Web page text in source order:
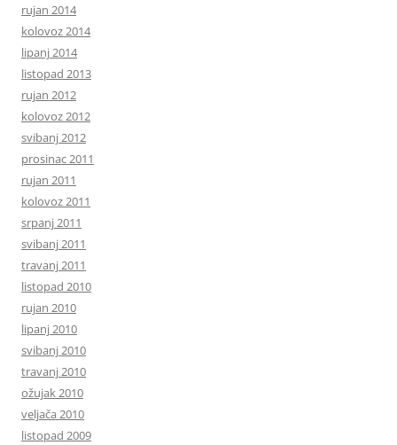
rujan 2014
kolovoz 2014
lipanj 2014
listopad 2013
rujan 2012
kolovoz 2012
svibanj 2012
prosinac 2011
rujan 2011
kolovoz 2011
srpanj 2011
svibanj 2011
travanj 2011
listopad 2010
rujan 2010
lipanj 2010
svibanj 2010
travanj 2010
ožujak 2010
veljača 2010
listopad 2009